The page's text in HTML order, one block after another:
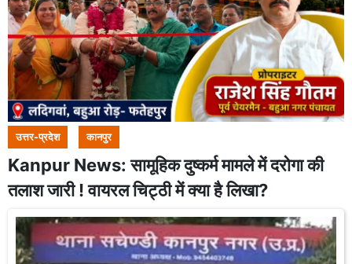
उत्तर-प्रदेश कानपुर
Kanpur News: सामूहिक दुष्कर्म मामले में दरोगा की
तलाश जारी ! वायरल चिट्ठी में क्या है लिखा?